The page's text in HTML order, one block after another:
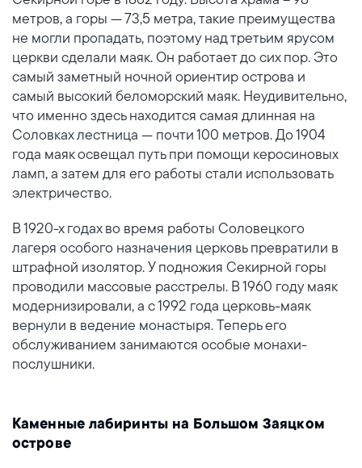
метров, а горы — 73,5 метра, такие преимущества
не могли пропадать, поэтому над третьим ярусом
церкви сделали маяк. Он работает до сих пор. Это
самый заметный ночной ориентир острова и
самый высокий беломорский маяк. Неудивительно,
что именно здесь находится самая длинная на
Соловках лестница — почти 100 метров.До 1904
года маяк освещал путь при помощи керосиновых
ламп, а затем для его работы стали использовать
электричество.
В 1920-х годах во время работы Соловецкого
лагеря особого назначения церковь превратили в
штрафной изолятор. Уподножия Секирной горы
проводили массовые расстрелы. В 1960 году маяк
модернизировали, а с 1992 года церковь-маяк
вернули в ведение монастыря. Теперь его
обслуживанием занимаются особые монахи-
послушники.
Каменные лабиринты на Большом Заяцком
острове